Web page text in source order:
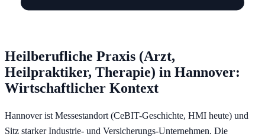
Heilberufliche Praxis (Arzt,
Heilpraktiker, Therapie) in Hannover:
Wirtschaftlicher Kontext
Hannover ist Messestandort (CeBIT-Geschichte, HMI heute) und
Sitz starker Industrie- und Versicherungs-Unternehmen. Die